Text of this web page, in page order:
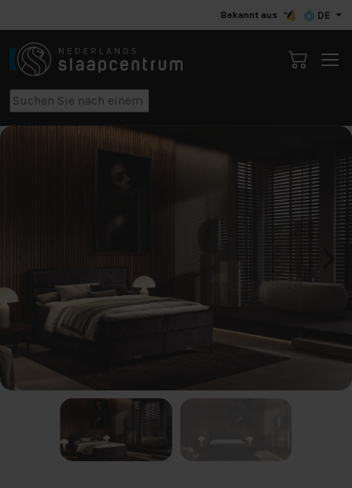
Bekannt aus DE